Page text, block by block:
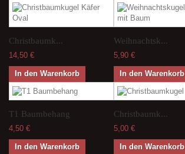
Christbaumk...
14,50 €
In den Warenkorb
Weihnachtsk...
5,90 €
In den Warenkorb
T1 Baumbehang
4,50 €
In den Warenkorb
Christbaumk...
5,00 €
In den Warenkorb